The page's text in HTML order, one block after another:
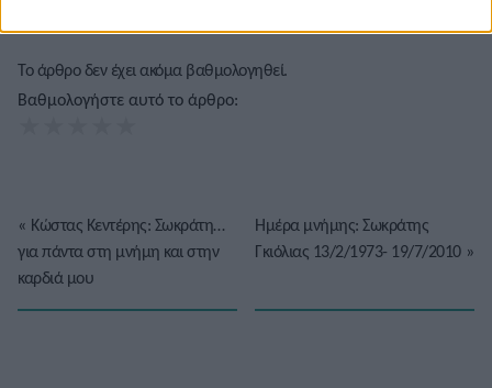
Το άρθρο δεν έχει ακόμα βαθμολογηθεί.
Βαθμολογήστε αυτό το άρθρο:
« Κώστας Κεντέρης: Σωκράτη…
για πάντα στη μνήμη και στην
καρδιά μου
Ημέρα μνήμης: Σωκράτης
Γκιόλιας 13/2/1973- 19/7/2010»